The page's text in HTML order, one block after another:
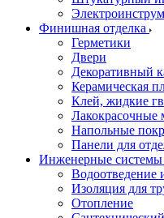
Финишная отделка
Герметики
Двери
Декоративный
Керамическая
Клей, жидкие
Лакокрасочные
Напольные
Панели для
Инженерные системы
Водоотведение
Изоляция для
Отопление